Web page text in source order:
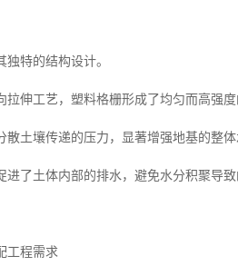
特的结构设计。
拉伸工艺，塑料格栅形成了均匀而高强度
散土壤传递的压力，显著增强地基的整
进了土体内部的排水，避免水分积聚导
工程需求